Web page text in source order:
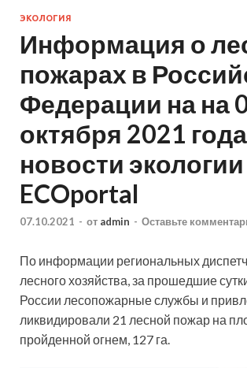
ЭКОЛОГИЯ
Информация о
пожарах в
Федерации на на
октября 2021
новости
ECOportal
07.10.2021 - от admin - Оставьте
По информации региональных
лесного хозяйства, за прошедшие
России лесопожарные службы и
ликвидировали 21 лесной пожар на
пройденной огнем, 127 га.